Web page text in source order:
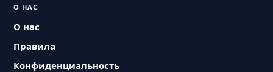
О НАС
О нас
Правила
Конфиденциальность